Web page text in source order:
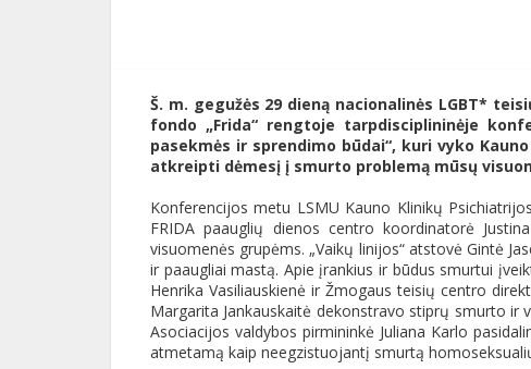
Š. m. gegužės 29 dieną nacionalinės LGBT*
fondo „Frida“ rengtoje tarpdisciplininėje
pasekmės ir sprendimo būdai“, kuri vyko
atkreipti dėmesį į smurto problemą mūsų
Konferencijos metu LSMU Kauno Klinikų
FRIDA paauglių dienos centro koordinatorė
visuomenės grupėms. „Vaikų linijos“ atstovė Gintė
ir paaugliai mastą. Apie įrankius ir būdus smurtui
Henrika Vasiliauskienė ir Žmogaus teisių centro
Margarita Jankauskaitė dekonstravo stiprų smurto ir
Asociacijos valdybos pirmininkė Juliana Karlo
atmetamą kaip neegzistuojantį smurtą